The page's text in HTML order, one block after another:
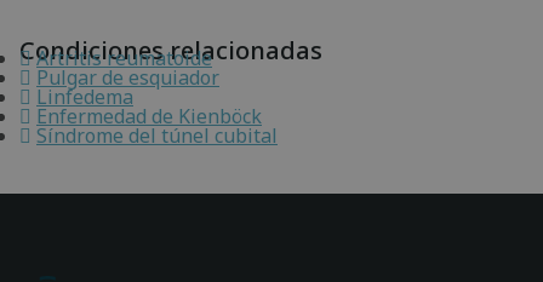
Condiciones relacionadas
Artritis reumatoide
Pulgar de esquiador
Linfedema
Enfermedad de Kienböck
Síndrome del túnel cubital